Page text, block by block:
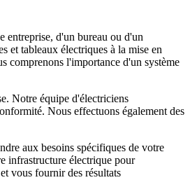
entreprise, d'un bureau ou d'un
et tableaux électriques à la mise en
comprenons l'importance d'un système
Notre équipe d'électriciens
Nous effectuons également des
aux besoins spécifiques de votre
infrastructure électrique pour
vous fournir des résultats